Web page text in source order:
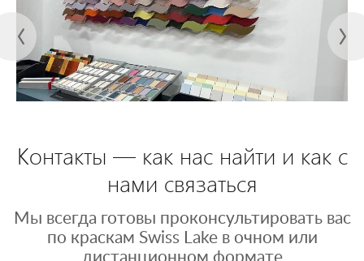
Контакты — как нас найти и как с
нами связаться
Мы всегда готовы проконсультировать вас
по краскам Swiss Lake в очном или
дистанционном формате